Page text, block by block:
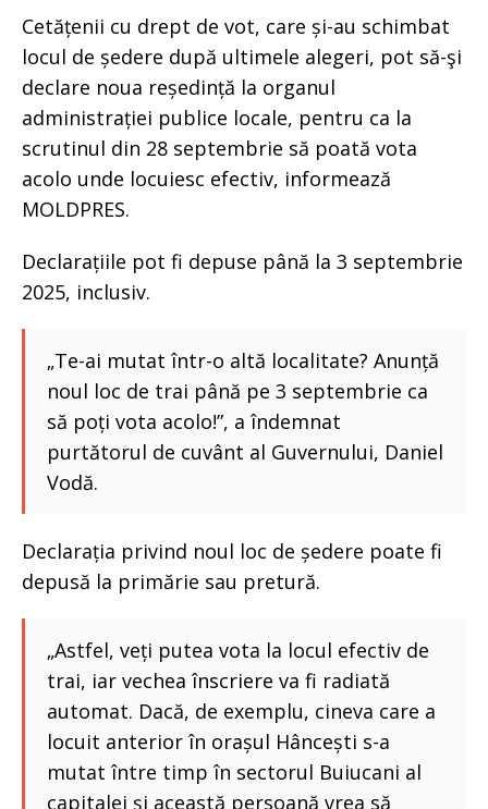
Cetățenii cu drept de vot, care și-au schimbat
locul de ședere după ultimele alegeri, pot să-şi
declare noua reședință la organul
administrației publice locale, pentru ca la
scrutinul din 28 septembrie să poată vota
acolo unde locuiesc efectiv, informează
MOLDPRES.
Declarațiile pot fi depuse până la 3 septembrie
2025, inclusiv.
„Te-ai mutat într-o altă localitate? Anunță
noul loc de trai până pe 3 septembrie ca
să poți vota acolo!”, a îndemnat
purtătorul de cuvânt al Guvernului, Daniel
Vodă.
Declarația privind noul loc de ședere poate fi
depusă la primărie sau pretură.
„Astfel, veți putea vota la locul efectiv de
trai, iar vechea înscriere va fi radiată
automat. Dacă, de exemplu, cineva care a
locuit anterior în orașul Hâncești s-a
mutat între timp în sectorul Buiucani al
capitalei și această persoană vrea să